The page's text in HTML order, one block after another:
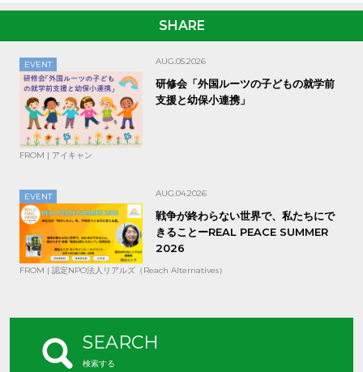
SHARE
EVENT AUG.05.2026
研修会「外国ルーツの子どもの就学前
支援と幼保小連携」
FROM | アイキャン
EVENT AUG.04.2026
戦争が終わらない世界で、私たちにで
きることーREAL PEACE SUMMER
2026
FROM | 認定NPO法人リアルズ（Reach Alternatives）
SEARCH
検索する